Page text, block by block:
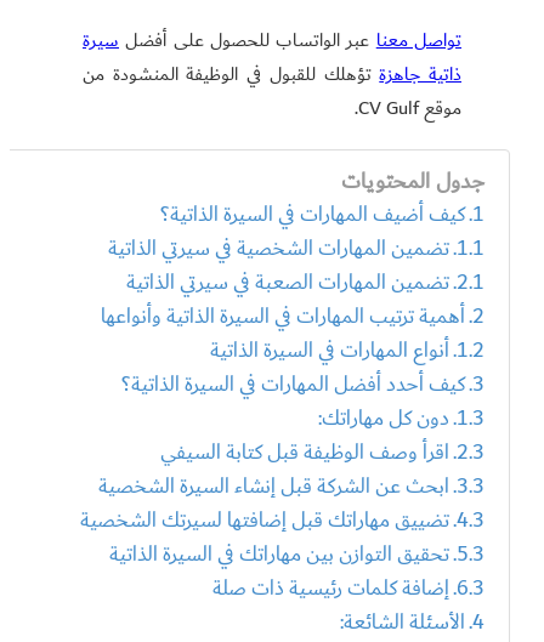
تواصل معناعبر الواتساب للحصول على أفضلسيرة
ذاتية جاهزةتؤهلك للقبول في الوظيفة المنشودة من
موقع CV Gulf.
جدول المحتويات
كيف أضيف المهارات في السيرة الذاتية؟
تضمين المهارات الشخصية في سيرتي الذاتية
تضمين المهارات الصعبة في سيرتي الذاتية
أهمية ترتيب المهارات في السيرة الذاتية وأنواعها
أنواع المهارات في السيرة الذاتية
كيف أحدد أفضل المهارات في السيرة الذاتية؟
دون كل مهاراتك:
اقرأ وصف الوظيفة قبل كتابة السيفي
ابحث عن الشركة قبل إنشاء السيرة الشخصية
تضييق مهاراتك قبل إضافتها لسيرتك الشخصية
تحقيق التوازن بين مهاراتك في السيرة الذاتية
إضافة كلمات رئيسية ذات صلة
الأسئلة الشائعة: